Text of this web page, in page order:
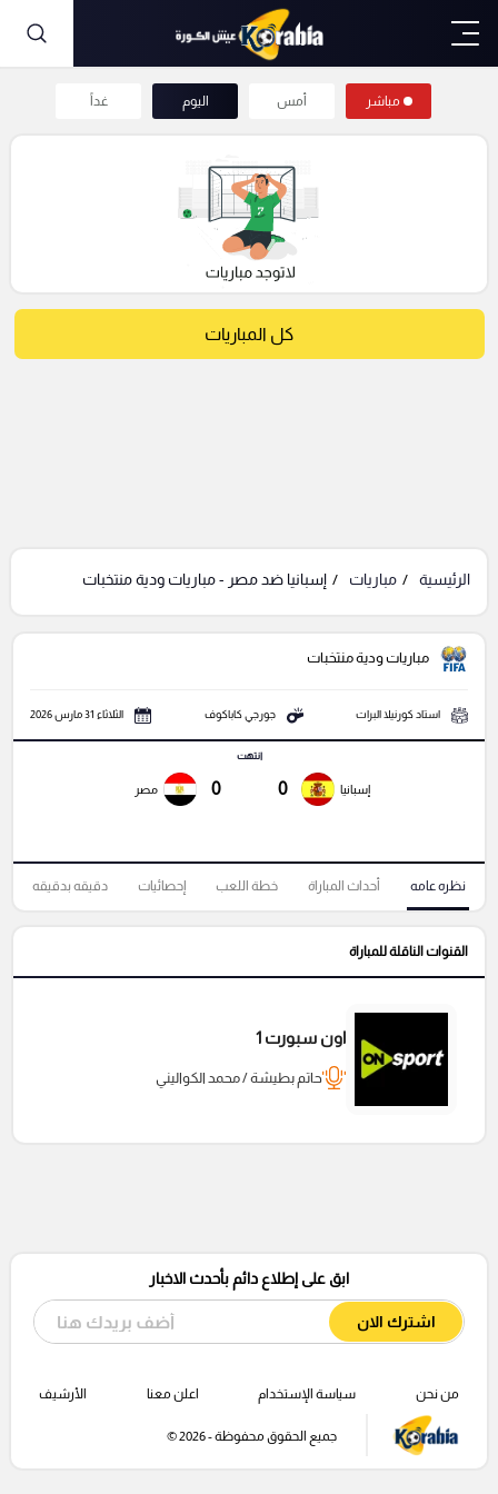
مباشر أمس اليوم غداً
كل المباريات
الرئيسية مباريات إسبانيا ضد مصر - مباريات ودية منتخبات
مباريات ودية منتخبات
استاد كورنيلا البرات جورجي كاباكوف الثلاثاء 31 مارس 2026
إسبانيا 0
انتهت
0 مصر
نظره عامه أحداث المباراة خطة اللعب إحصائيات دقيقه بدقيقه
القنوات الناقلة للمباراة
اون سبورت 1
حاتم بطيشة / محمد الكواليني
ابق على إطلاع دائم بأحدث الاخبار
اشترك الان
من نحن سياسة الإستخدام اعلن معنا الأرشيف
جميع الحقوق محفوظة - 2026 ©